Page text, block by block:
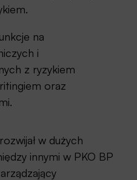
na
i
z ryzykiem
oraz
w dużych
innymi w PKO BP